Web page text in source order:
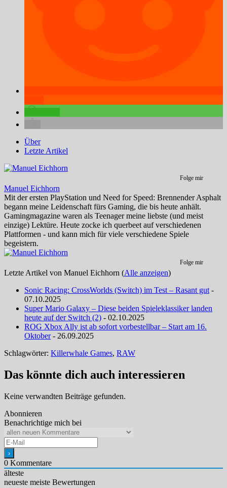
Über
Letzte Artikel
Folge mir
Manuel Eichhorn
Mit der ersten PlayStation und Need for Speed: Brennender Asphalt
begann meine Leidenschaft fürs Gaming, die bis heute anhält.
Gamingmagazine waren als Teenager meine liebste (und meist
einzige) Lektüre. Heute zocke ich querbeet auf verschiedenen
Plattformen - und kann mich für viele verschiedene Spiele
begeistern.
Folge mir
Letzte Artikel von Manuel Eichhorn (Alle anzeigen)
Sonic Racing: CrossWorlds (Switch) im Test – Rasant gut -
07.10.2025
Super Mario Galaxy – Diese beiden Spieleklassiker landen
heute auf der Switch (2) - 02.10.2025
ROG Xbox Ally ist ab sofort vorbestellbar – Start am 16.
Oktober- 26.09.2025
Schlagwörter: Killerwhale Games, RAW
Das könnte dich auch interessieren
Keine verwandten Beiträge gefunden.
Abonnieren
Benachrichtige mich bei
0 Kommentare
älteste
neueste meiste Bewertungen